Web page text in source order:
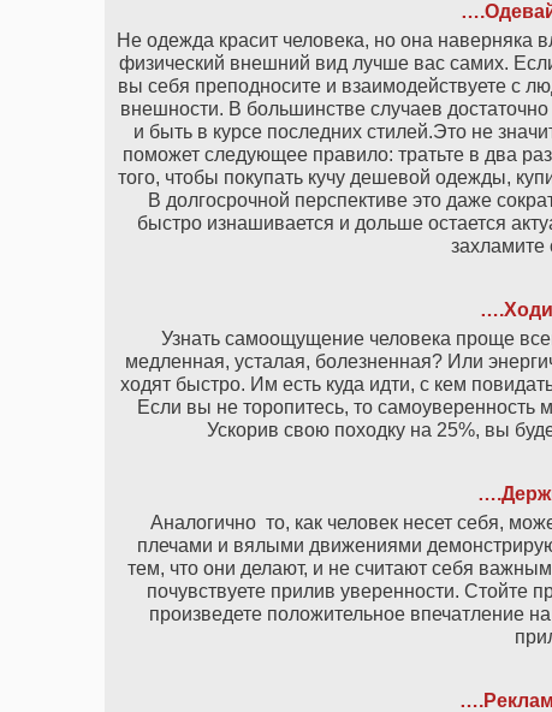
Не одежда красит человека, но она наверняка
физический внешний вид лучше вас самих.
вы себя преподносите и взаимодействуете с
внешности. В большинстве случаев
и быть в курсе последних стилей.Это не
поможет следующее правило: тратьте в два
того, чтобы покупать кучу дешевой одежды,
В долгосрочной перспективе это даже
быстро изнашивается и дольше остается
захламите
Узнать самоощущение человека проще
медленная, усталая, болезненная? Или
ходят быстро. Им есть куда идти, с кем
Если вы не торопитесь, то
Ускорив свою походку на 25%, вы
Аналогично то, как человек несет себя,
плечами и вялыми движениями
тем, что они делают, и не считают себя
почувствуете прилив уверенности. Стойте
произведете положительное впечатление